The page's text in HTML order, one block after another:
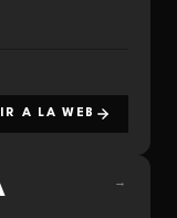
IR A LA WEB
→